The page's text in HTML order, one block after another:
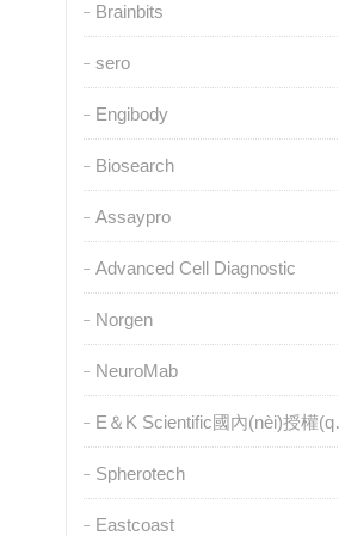
Brainbits
sero
Engibody
Biosearch
Assaypro
Advanced Cell Diagnostic
Norgen
NeuroMab
E＆K
Spherotech
Eastcoast